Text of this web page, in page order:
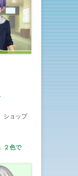
ショップ
」２色で